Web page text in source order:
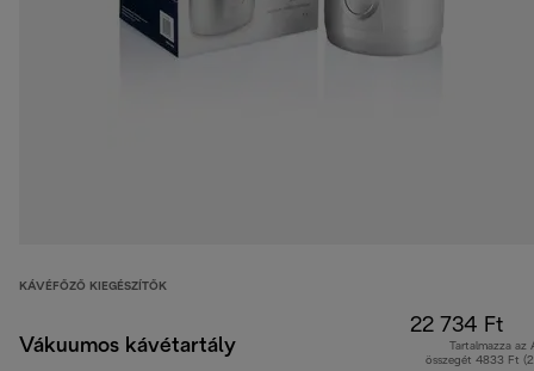
KÁVÉFŐZŐ KIEGÉSZÍTŐK
Vákuumos kávétartály
22 734 Ft
Tartalmazza az
összegét 4833 Ft